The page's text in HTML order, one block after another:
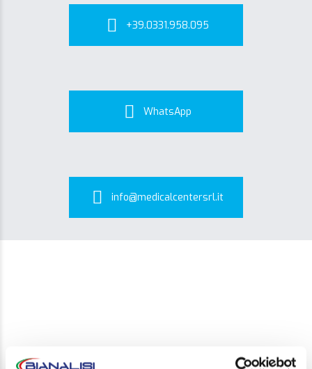
+39.0331.958.095
WhatsApp
info@medicalcentersrl.it